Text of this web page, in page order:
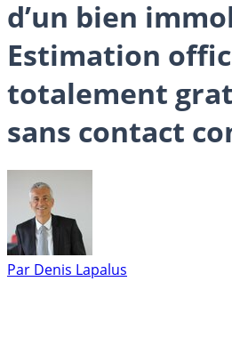
d’un bien
Estimation
totalement
sans contact
Par Denis Lapalus